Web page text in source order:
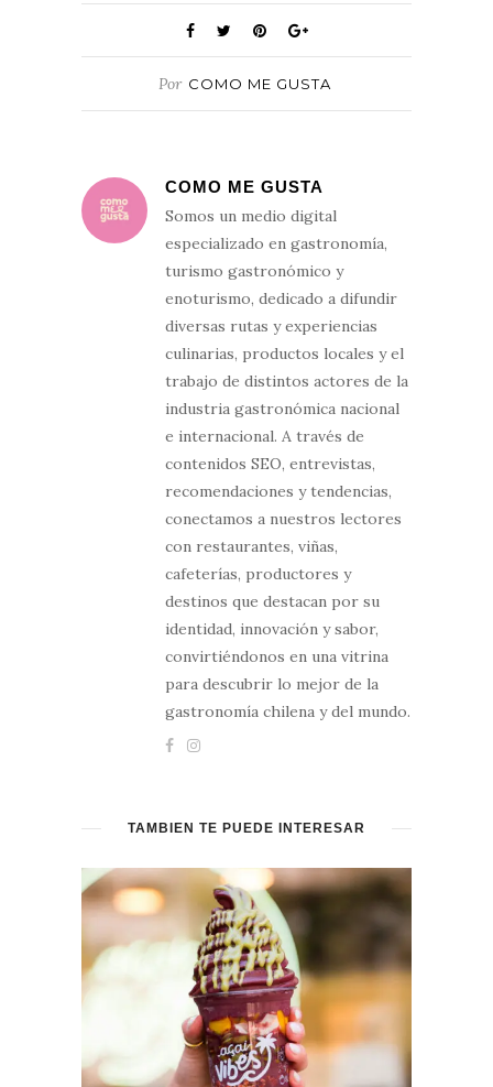
Por COMO ME GUSTA
COMO ME GUSTA
Somos un medio digital
especializado en gastronomía,
turismo gastronómico y
enoturismo, dedicado a difundir
diversas rutas y experiencias
culinarias, productos locales y el
trabajo de distintos actores de la
industria gastronómica nacional
e internacional. A través de
contenidos SEO, entrevistas,
recomendaciones y tendencias,
conectamos a nuestros lectores
con restaurantes, viñas,
cafeterías, productores y
destinos que destacan por su
identidad, innovación y sabor,
convirtiéndonos en una vitrina
para descubrir lo mejor de la
gastronomía chilena y del mundo.
TAMBIÉN TE PUEDE INTERESAR